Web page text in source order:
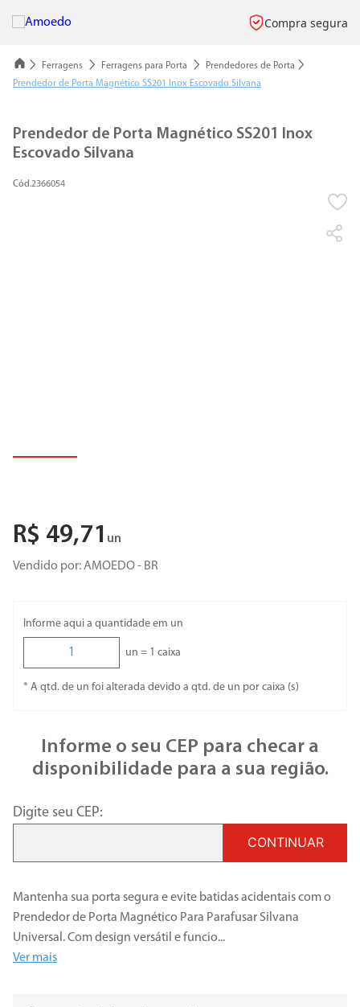
Compra segura
Ferragens Ferragens para Porta
Prendedores de Porta
Prendedor de Porta Magnético SS201 Inox Escovado Silvana
Prendedor de Porta Magnético SS201 Inox
Escovado Silvana
2366054
R$ 49,71 un
Vendido por:AMOEDO - BR
Informe aqui a quantidade em un
un = 1 caixa
* A qtd. de un foi alterada devido a qtd. de un por caixa (s)
Informe o seu CEP para checar a
disponibilidade para a sua região.
Digite seu CEP:
CONTINUAR
Mantenha sua porta segura e evite batidas acidentais com o
Prendedor de Porta Magnético Para Parafusar Silvana
Universal. Com design versátil e funcio...
Ver mais